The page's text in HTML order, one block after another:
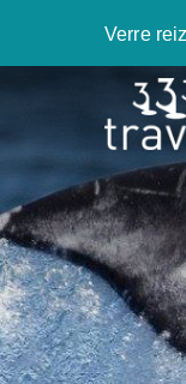
Verre